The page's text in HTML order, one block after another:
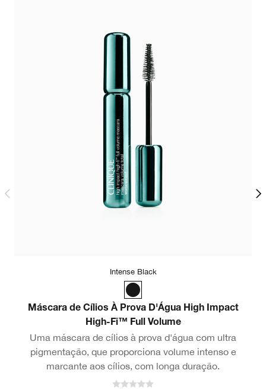
Intense Black
Máscara de Cílios À Prova D'Água High Impact
High-Fi™ Full Volume
Uma máscara de cílios à prova d'água com ultra
pigmentação, que proporciona volume intenso e
marcante aos cílios, com longa duração.